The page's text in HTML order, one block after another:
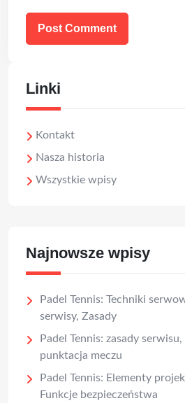
Linki
Kontakt
Nasza historia
Wszystkie wpisy
Najnowsze wpisy
Padel Tennis: Techniki
serwisy, Zasady
Padel Tennis: zasady
punktacja meczu
Padel Tennis: Elementy
Funkcje bezpieczeństwa